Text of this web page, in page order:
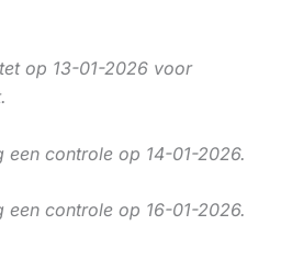
op 13-01-2026 voor
een controle op 14-01-2026.
een controle op 16-01-2026.